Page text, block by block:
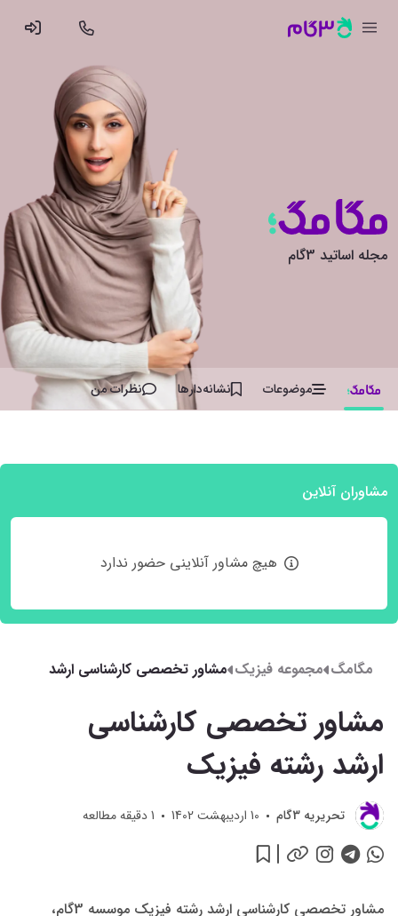
مجله اساتید 3گام
موضوعات نشانه‌دار‌ها نظرات من
مشاوران آنلاین
هیچ مشاور آنلاینی حضور ندارد
مگامگ مجموعه فیزیک مشاور تخصصی کارشناسی ارشد
مشاور تخصصی کارشناسی
ارشد رشته فیزیک
تحريريه 3گام 10 اردیبهشت 1402 1دقیقه مطالعه
مشاور تخصصی کارشناسی ارشد رشته فیزیک موسسه 3گام،